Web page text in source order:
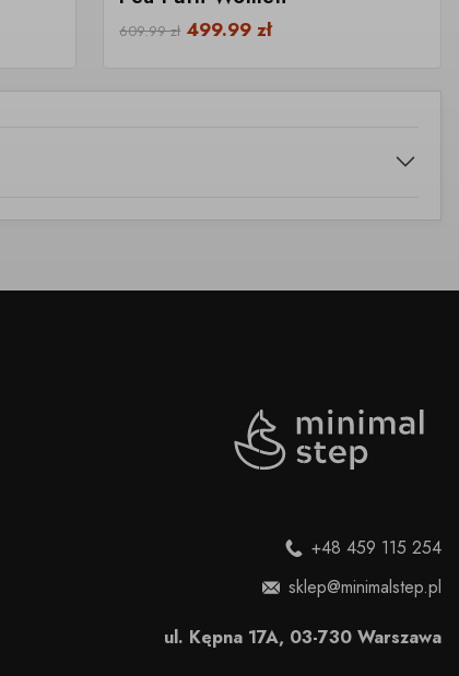
609.99zł 499.99zł
+48 459 115 254
sklep@minimalstep.pl
ul. Kępna 17A, 03-730 Warszawa